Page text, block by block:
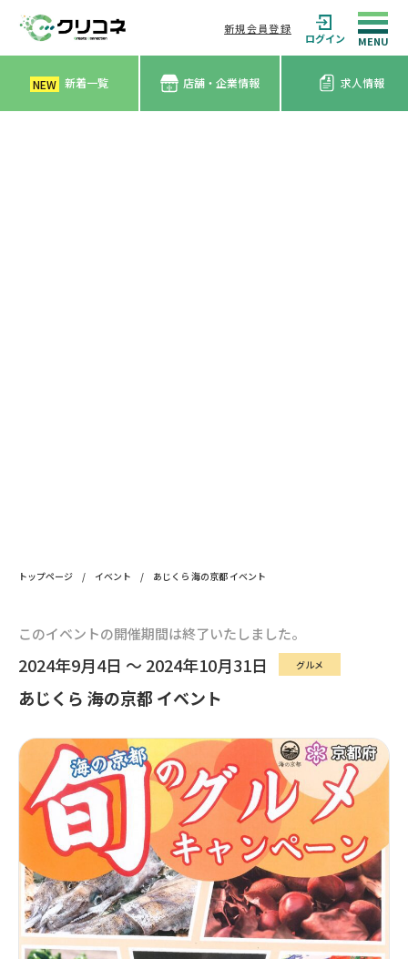
新規会員登録
ログイン
NEW 新着一覧 店舗・企業情報 求人情報
トップページ / イベント / あじくら 海の京都 イベント
このイベントの開催期間は終了いたしました。
2024年9月4日 ～ 2024年10月31日 グルメ
あじくら 海の京都 イベント